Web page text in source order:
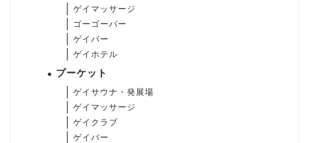
ゲイマッサージ
ゴーゴーバー
ゲイバー
ゲイホテル
プーケット
ゲイサウナ・発展場
ゲイマッサージ
ゲイクラブ
ゲイバー